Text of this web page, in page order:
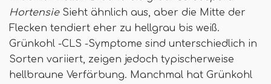
Hortensie Sieht ähnlich aus, aber die Mitte der
Flecken tendiert eher zu hellgrau bis weiß.
Grünkohl -CLS -Symptome sind unterschiedlich in
Sorten variiert, zeigen jedoch typischerweise
hellbraune Verfärbung. Manchmal hat Grünkohl